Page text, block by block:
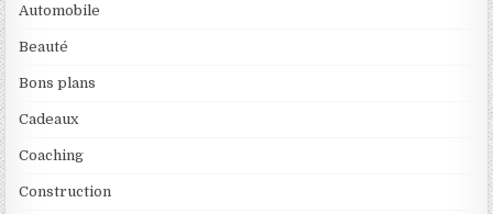
Automobile
Beauté
Bons plans
Cadeaux
Coaching
Construction